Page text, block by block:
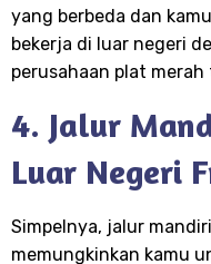
yang berbeda dan
bekerja di luar negeri
perusahaan plat merah
4. Jalur
Luar Negeri
Simpelnya, jalur
memungkinkan kamu